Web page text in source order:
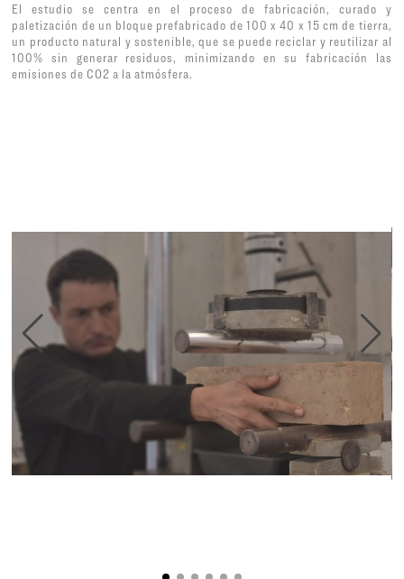
El estudio se centra en el proceso de fabricación, curado y
paletización de un bloque prefabricado de 100 x 40 x 15 cm de tierra,
un producto natural y sostenible, que se puede reciclar y reutilizar al
100% sin generar residuos, minimizando en su fabricación las
emisiones de CO2 a la atmósfera.